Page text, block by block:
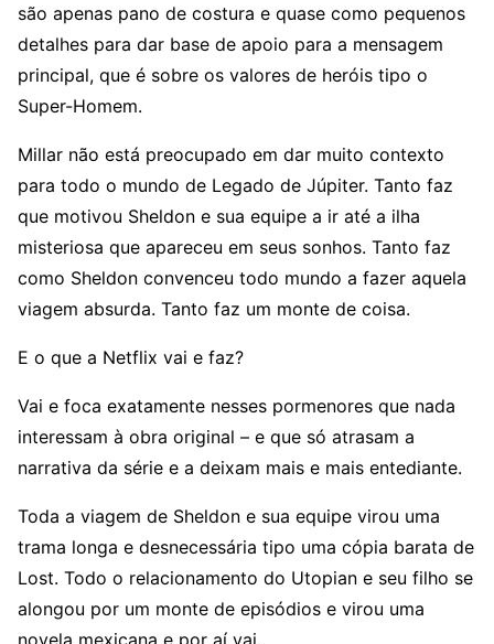
são apenas pano de costura e quase como pequenos
detalhes para dar base de apoio para a mensagem
principal, que é sobre os valores de heróis tipo o
Super-Homem.
Millar não está preocupado em dar muito contexto
para todo o mundo de Legado de Júpiter. Tanto faz
que motivou Sheldon e sua equipe a ir até a ilha
misteriosa que apareceu em seus sonhos. Tanto faz
como Sheldon convenceu todo mundo a fazer aquela
viagem absurda. Tanto faz um monte de coisa.
E o que a Netflix vai e faz?
Vai e foca exatamente nesses pormenores que nada
interessam à obra original – e que só atrasam a
narrativa da série e a deixam mais e mais entediante.
Toda a viagem de Sheldon e sua equipe virou uma
trama longa e desnecessária tipo uma cópia barata de
Lost. Todo o relacionamento do Utopian e seu filho se
alongou por um monte de episódios e virou uma
novela mexicana e por aí vai.